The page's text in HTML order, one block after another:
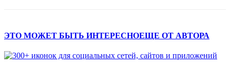
ЭТО МОЖЕТ БЫТЬ ИНТЕРЕСНОЕЩЕ ОТ АВТОРА